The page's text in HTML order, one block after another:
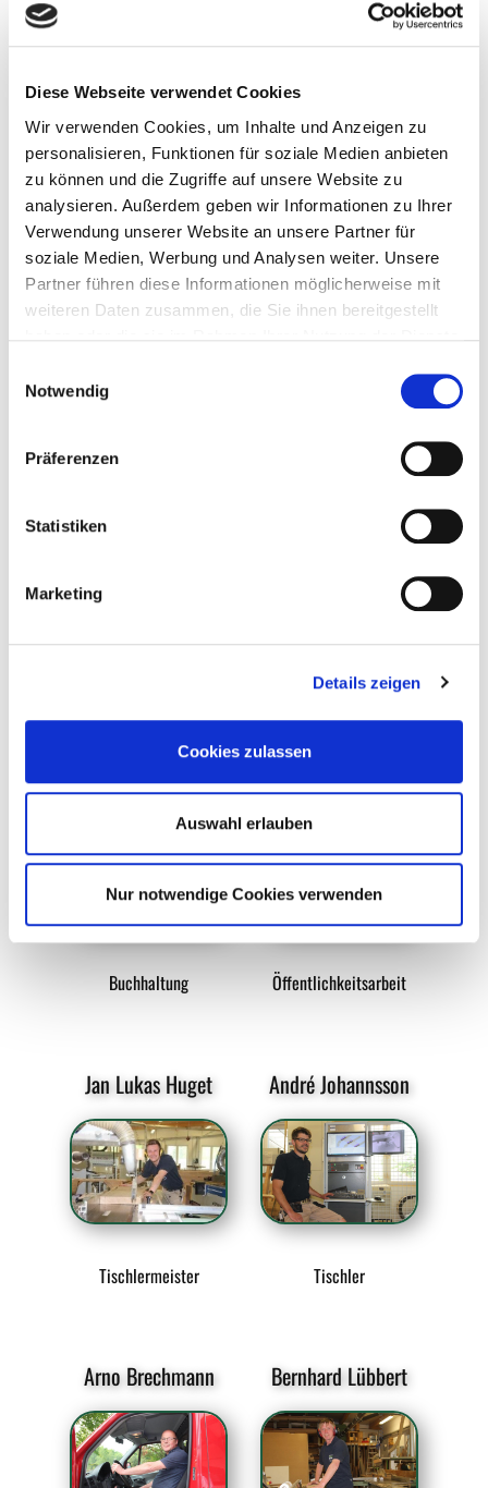
Diese Webseite verwendet Cookies
Wir verwenden Cookies, um Inhalte und Anzeigen zu
personalisieren, Funktionen für soziale Medien anbieten
zu können und die Zugriffe auf unsere Website zu
analysieren. Außerdem geben wir Informationen zu Ihrer
Verwendung unserer Website an unsere Partner für
soziale Medien, Werbung und Analysen weiter. Unsere
Partner führen diese Informationen möglicherweise mit
weiteren Daten zusammen, die Sie ihnen bereitgestellt
Cookies, wenn Sie unsere Webseite weiterhin nutzen.
Notwendig
Präferenzen
Statistiken
Marketing
Details zeigen
Cookies zulassen
Auswahl erlauben
Nur notwendige Cookies verwenden
Senden
Josef Humann
Tischlermeister
Marianne Humann
Buchhaltung
Nadine Humann
Öffentlichkeitsarbeit
Jan Lukas Huget
Tischlermeister
André Johannsson
Tischler
Arno Brechmann Bernhard Lübbert